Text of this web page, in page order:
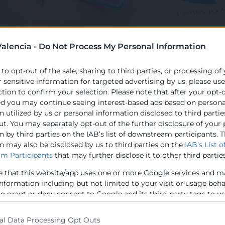
- Do Not Process My Personal Information
to opt-out of the sale, sharing to third parties, or processing of
sensitive information for targeted advertising by us, please
to confirm your selection. Please note that after your opt-
you may continue seeing interest-based ads based on
utilized by us or personal information disclosed to third
You may separately opt-out of the further disclosure of your
by third parties on the IAB’s list of downstream participants.
may also be disclosed by us to third parties on the IAB’s List
Participants that may further disclose it to other third
that this website/app uses one or more Google services and
including but not limited to your visit or usage
grant or deny consent to Google and its third-party tags to
specified purposes in below Google consent section.
Data Processing Opt Outs
de la Comunitat Valenciana posen a la disposició
la informació econòmica i empresarial que elaboren
recent de l’economia nacional, de la
exterior de la Comunitat Valenciana.
Valenciana.
i la seua implicació en l’economia valenciana.
i l’empresa exportadora valenciana.